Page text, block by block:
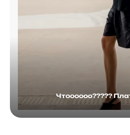
Чтоооооо?????